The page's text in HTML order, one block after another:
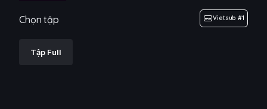
Chọn tập Vietsub #1
Tập Full